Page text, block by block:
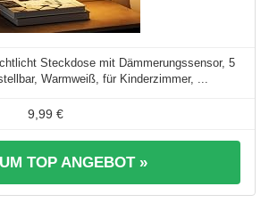
Steckdose mit Dämmerungssensor, 5
Warmweiß, für Kinderzimmer, ...
9,99 €
TOP ANGEBOT »